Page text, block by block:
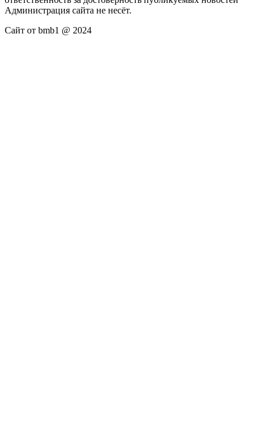
Администрация сайта не несёт.
Сайт от bmb1 @ 2024